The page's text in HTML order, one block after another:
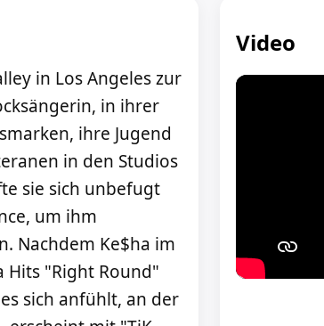
in Los Angeles zur
in ihrer
ihre Jugend
in den Studios
sie sich unbefugt
um ihm
Nachdem Ke$ha im
Hits "Right Round"
sich anfühlt, an der
Video